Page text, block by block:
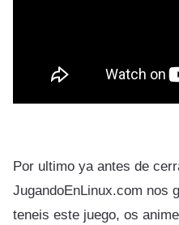
Por ultimo ya antes de
JugandoEnLinux.com nos
teneis este juego, os